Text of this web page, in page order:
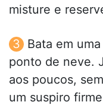
misture e
Bata em
ponto de neve.
aos poucos,
um suspiro